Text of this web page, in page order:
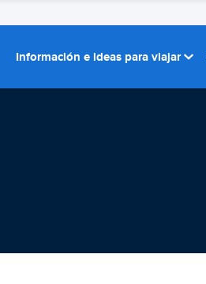
Información e ideas para viajar